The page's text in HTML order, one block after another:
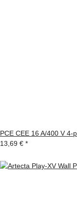
PCE CEE 16 A/400 V
13,69 € *